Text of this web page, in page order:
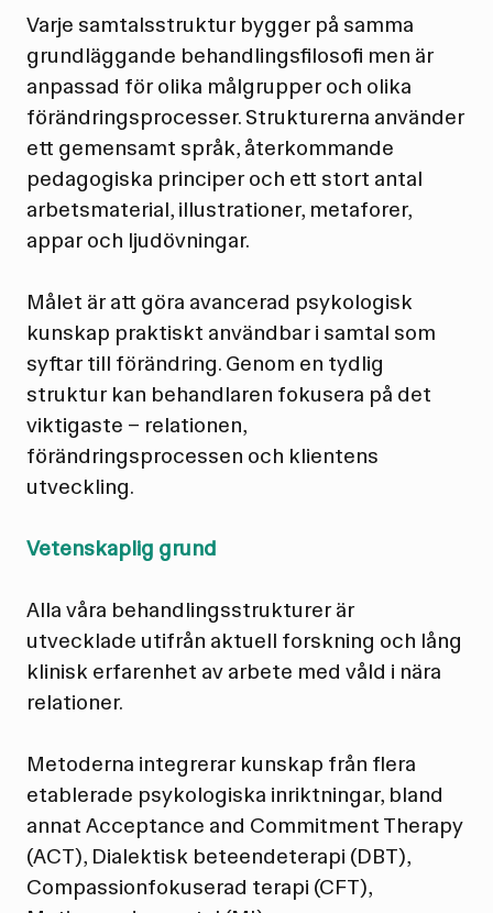
Varje samtalsstruktur bygger på samma
grundläggande behandlingsfilosofi men är
anpassad för olika målgrupper och olika
förändringsprocesser. Strukturerna använder
ett gemensamt språk, återkommande
pedagogiska principer och ett stort antal
arbetsmaterial, illustrationer, metaforer,
appar och ljudövningar.
Målet är att göra avancerad psykologisk
kunskap praktiskt användbar i samtal som
syftar till förändring. Genom en tydlig
struktur kan behandlaren fokusera på det
viktigaste – relationen,
förändringsprocessen och klientens
utveckling.
Vetenskaplig grund
Alla våra behandlingsstrukturer är
utvecklade utifrån aktuell forskning och lång
klinisk erfarenhet av arbete med våld i nära
relationer.
Metoderna integrerar kunskap från flera
etablerade psykologiska inriktningar, bland
annat Acceptance and Commitment Therapy
(ACT), Dialektisk beteendeterapi (DBT),
Compassionfokuserad terapi (CFT),